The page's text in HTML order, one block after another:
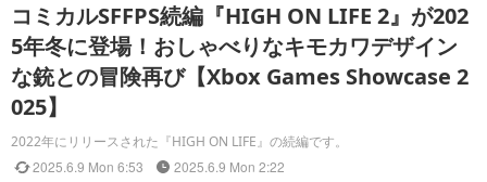
コミカルSFFPS続編『HIGH ON LIFE 2』が202
5年冬に登場！おしゃべりなキモカワデザイン
な銃との冒険再び【Xbox Games Showcase 2
025】
2022年にリリースされた『HIGH ON LIFE』の続編です。
2025.6.9 Mon 6:53 2025.6.9 Mon 2:22